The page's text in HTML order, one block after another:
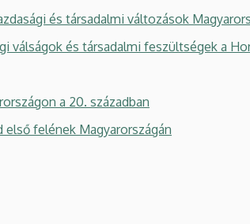
és társadalmi változások
válságok és társadalmi feszültségek a
a 20. században
első felének Magyarországán